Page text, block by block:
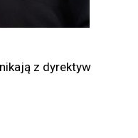
z dyrektyw